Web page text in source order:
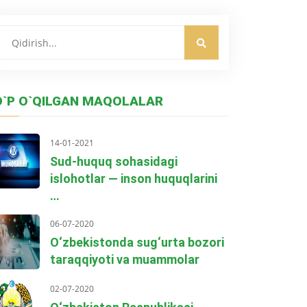
O`QILGAN MAQOLALAR
14-01-2021
Sud-huquq sohasidagi
islohotlar — inson huquqlarini
…
06-07-2020
O‘zbekistonda sug‘urta bozori
taraqqiyoti va muammolar
02-07-2020